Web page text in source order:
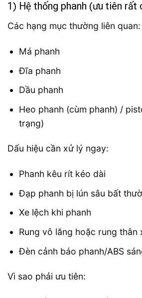
1) Hệ thống phanh (ưu tiên rất
Các hạng mục thường liên quan:
Má phanh
Đĩa phanh
Dầu phanh
Heo phanh (cùm phanh) /
trạng)
Dấu hiệu cần xử lý ngay:
Phanh kêu rít kéo dài
Đạp phanh bị lún sâu bất
Xe lệch khi phanh
Rung vô lăng hoặc rung thân
Đèn cảnh báo phanh/ABS
Vì sao phải ưu tiên: